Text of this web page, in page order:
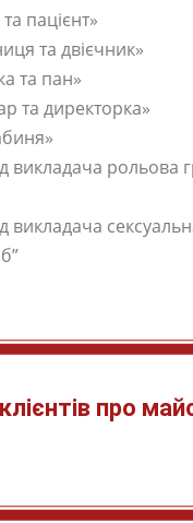
пацієнт»
та двієчник»
та пан»
та директорка»
викладача рольова
викладача
про